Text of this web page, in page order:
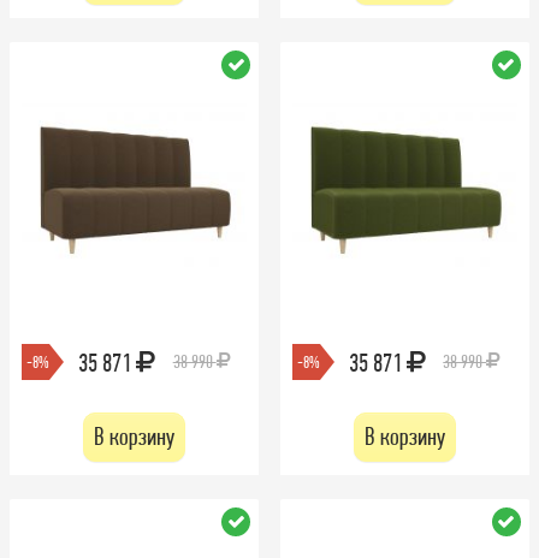
-8% 35 871 38 990
В корзину
-8% 35 871 38 990
В корзину